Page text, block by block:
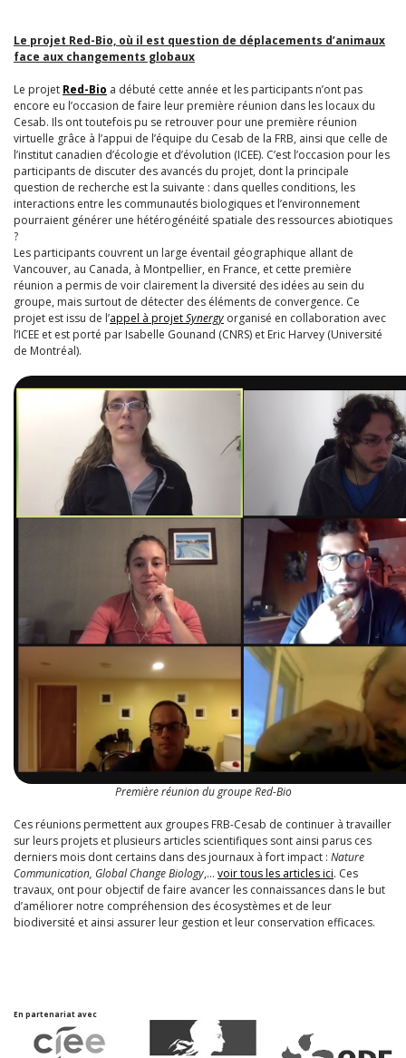
Le projet Red-Bio, où il est question de déplacements d’animaux
face aux changements globaux
Le projet Red-Bio a débuté cette année et les participants n’ont pas
encore eu l’occasion de faire leur première réunion dans les locaux du
Cesab. Ils ont toutefois pu se retrouver pour une première réunion
virtuelle grâce à l’appui de l’équipe du Cesab de la FRB, ainsi que celle de
l’institut canadien d’écologie et d’évolution (ICEE). C’est l’occasion pour les
participants de discuter des avancés du projet, dont la principale
question de recherche est la suivante : dans quelles conditions, les
interactions entre les communautés biologiques et l’environnement
pourraient générer une hétérogénéité spatiale des ressources abiotiques
?
Les participants couvrent un large éventail géographique allant de
Vancouver, au Canada, à Montpellier, en France, et cette première
réunion a permis de voir clairement la diversité des idées au sein du
groupe, mais surtout de détecter des éléments de convergence. Ce
projet est issu de l’appel à projetSynergy organisé en collaboration avec
l’ICEE et est porté par Isabelle Gounand (CNRS) et Eric Harvey (Université
de Montréal).
Première réunion du groupe Red-Bio
Ces réunions permettent aux groupes FRB-Cesab de continuer à travailler
sur leurs projets et plusieurs articles scientifiques sont ainsi parus ces
derniers mois dont certains dans des journaux à fort impact : Nature
Communication, Global Change Biology,… voir tous les articles ici. Ces
travaux, ont pour objectif de faire avancer les connaissances dans le but
d’améliorer notre compréhension des écosystèmes et de leur
biodiversité et ainsi assurer leur gestion et leur conservation efficaces.
En partenariat avec